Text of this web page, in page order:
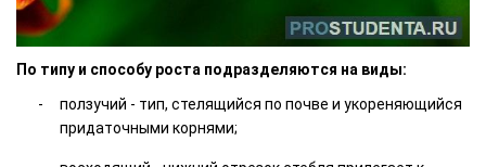
По типу и способу роста подразделяются на виды:
ползучий - тип, стелящийся по почве и укореняющийся
придаточными корнями;